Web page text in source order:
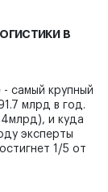
в
самый крупный
млрд в год.
и куда
эксперты
1/5 от